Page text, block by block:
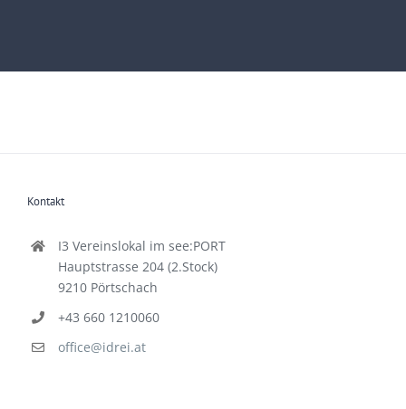
I3 Vereinslokal im see:PORT
Hauptstrasse 204 (2.Stock)
9210 Pörtschach
+43 660 1210060